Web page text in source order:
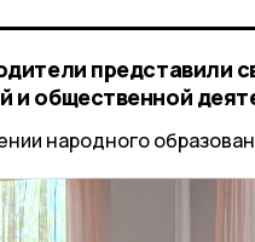
представили
и общественной
народного